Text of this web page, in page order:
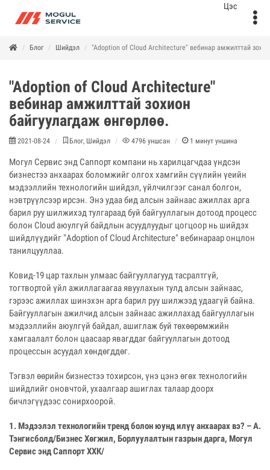
Блог Шийдэл "Adoption of Cloud Architecture" вебинар амжилттай
"Adoption of Cloud Architecture"
вебинар амжилттай зохион
байгуулагдаж өнгөрлөө.
2021-08-24 Блог, Шийдэл 4796 уншсан 1 минут уншина
Могул Сервис энд Саппорт компани нь харилцагчдаа үндсэн
бизнестээ анхаарах боломжийг олгох хамгийн сүүлийн үеийн
мэдээллийн технологийн шийдэл, үйлчилгээг санал болгон,
нэвтрүүлсээр ирсэн. Энэ удаа бид алсын зайнаас ажиллах арга
барил руу шилжихэд тулгараад буй байгууллагын дотоод процесс
болон Cloud аюулгүй байдлын асуудлуудыг цогцоор нь шийдэх
шийдлүүдийг "Adoption of Cloud Architecture" вебинараар онцлон
танилцууллаа.
Ковид-19 цар тахлын улмаас байгууллагууд тасралтгүй,
тогтвортой үйл ажиллагаагаа явуулахын тулд алсын зайнаас,
гэрээс ажиллах шинэхэн арга барил руу шилжээд удаагүй байна.
Байгууллагын ажилчид алсын зайнаас ажиллахад байгууллагын
мэдээллийн аюулгүй байдал, ашиглаж буй төхөөрөмжийн
хамгаалалт болон цаасаар явагддаг байгууллагын дотоод
процессын асуудал хөндөгддөг.
Тэгвэл өөрийн бизнестээ тохирсон, үнэ цэнэ өгөх технологийн
шийдлийг оновчтой, ухаалгаар ашиглах талаар доорх
бичлэгүүдээс сонирхоорой.
1. Мэдээлэл технологийн тренд болон юунд илүү анхаарах вэ?​ – А.
Тэнгисболд/Бизнес Хөгжил, Борлуулалтын газрын дарга, Могул
Сервис энд Саппорт ХХК/